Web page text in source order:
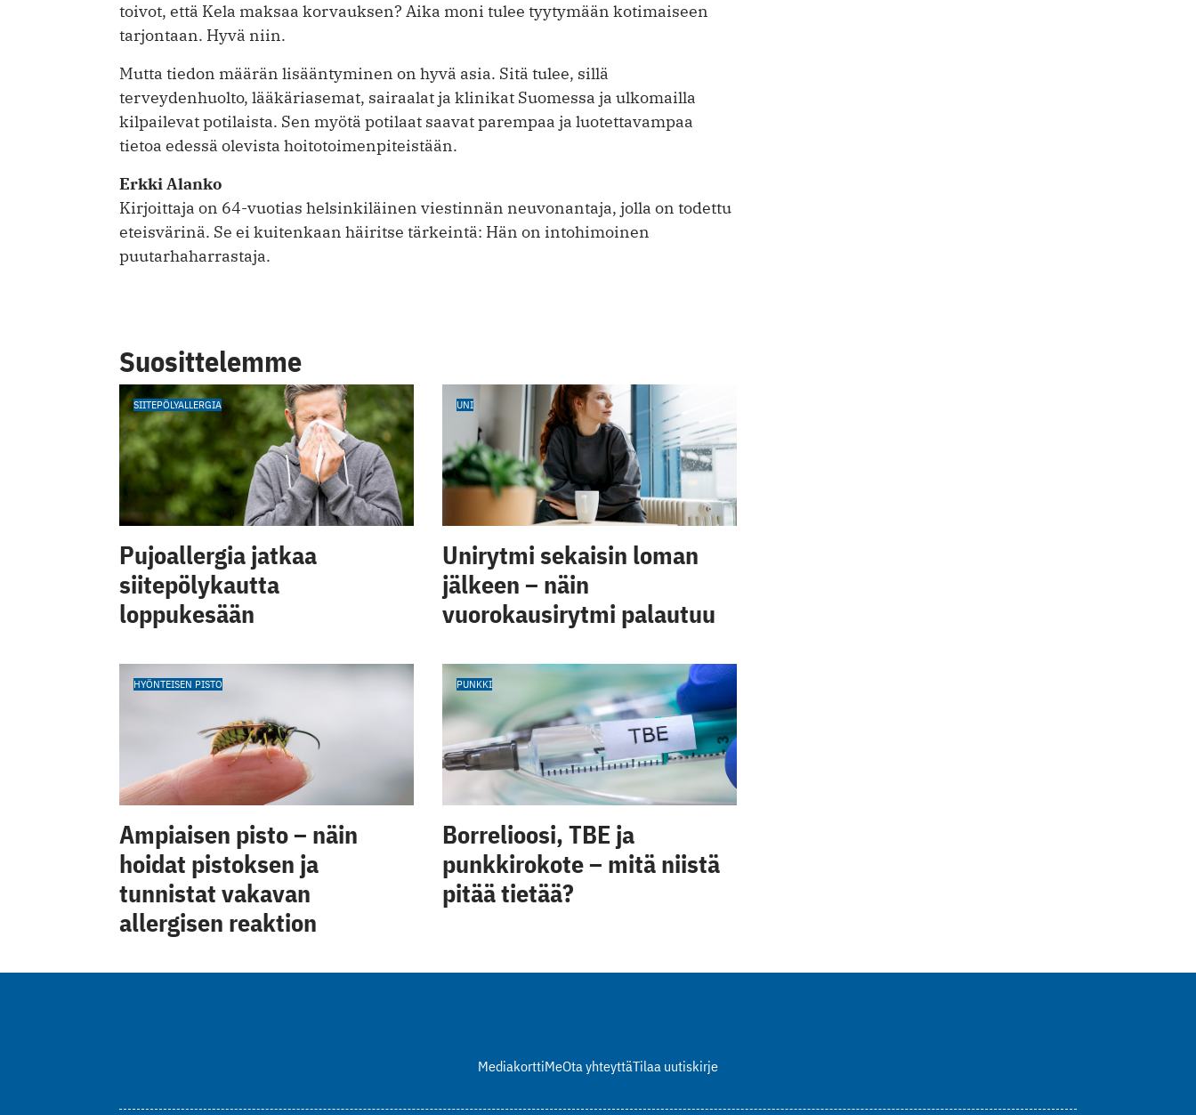
toivot, että Kela maksaa korvauksen? Aika moni tulee tyytymään kotimaiseen
tarjontaan. Hyvä niin.
Mutta tiedon määrän lisääntyminen on hyvä asia. Sitä tulee, sillä
terveydenhuolto, lääkäriasemat, sairaalat ja klinikat Suomessa ja ulkomailla
kilpailevat potilaista. Sen myötä potilaat saavat parempaa ja luotettavampaa
tietoa edessä olevista hoitotoimenpiteistään.
Erkki Alanko
Kirjoittaja on 64-vuotias helsinkiläinen viestinnän neuvonantaja, jolla on todettu
eteisvärinä. Se ei kuitenkaan häiritse tärkeintä: Hän on intohimoinen
puutarhaharrastaja.
Suosittelemme
SIITEPÖLYALLERGIA
Pujoallergia jatkaa
siitepölykautta
loppukesään
UNI
Unirytmi sekaisin loman
jälkeen – näin
vuorokausirytmi palautuu
HYÖNTEISEN PISTO
Ampiaisen pisto – näin
hoidat pistoksen ja
tunnistat vakavan
allergisen reaktion
PUNKKI
Borrelioosi, TBE ja
punkkirokote – mitä niistä
pitää tietää?
MediakorttiMeOta yhteyttäTilaa uutiskirje